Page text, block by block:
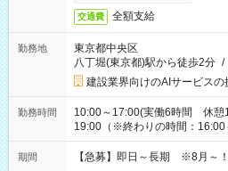
交通費 全額支給
勤務地
東京都中央区
八丁堀(東京都)駅から徒歩2分 /
建設業界向けのAIサービスの
勤務時間
10:00～17:00(実働6時間 休憩
19:00（※終わりの時間：16:00
期間 【急募】即日～長期 ※8月～！